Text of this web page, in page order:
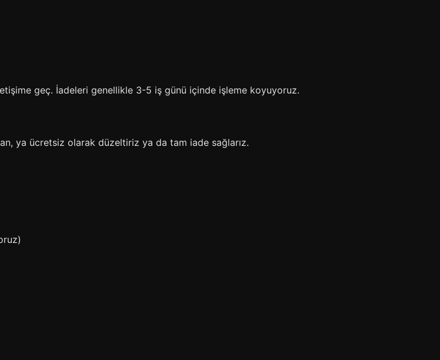
geç. İadeleri genellikle 3-5 iş günü içinde işleme koyuyoruz.
ya ücretsiz olarak düzeltiriz ya da tam iade sağlarız.